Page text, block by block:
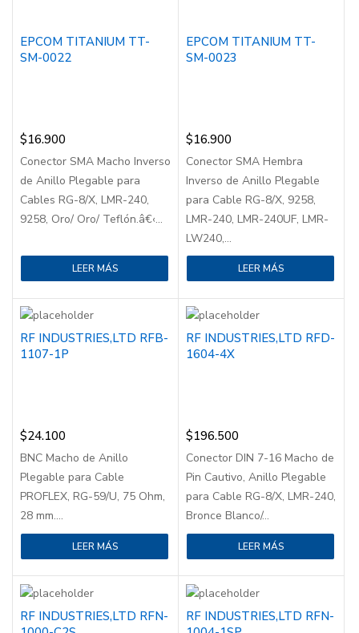
EPCOM TITANIUM TT-
SM-0022
$16.900
Conector SMA Macho Inverso
de Anillo Plegable para
Cables RG-8/X, LMR-240,
9258, Oro/ Oro/ Teflón.â€‹...
LEER MÁS
EPCOM TITANIUM TT-
SM-0023
$16.900
Conector SMA Hembra
Inverso de Anillo Plegable
para Cable RG-8/X, 9258,
LMR-240, LMR-240UF, LMR-
LW240,...
LEER MÁS
RF INDUSTRIES,LTD RFB-
1107-1P
$24.100
BNC Macho de Anillo
Plegable para Cable
PROFLEX, RG-59/U, 75 Ohm,
28 mm....
LEER MÁS
RF INDUSTRIES,LTD RFD-
1604-4X
$196.500
Conector DIN 7-16 Macho de
Pin Cautivo, Anillo Plegable
para Cable RG-8/X, LMR-240,
Bronce Blanco/...
LEER MÁS
RF INDUSTRIES,LTD RFN-
RF INDUSTRIES,LTD RFN-